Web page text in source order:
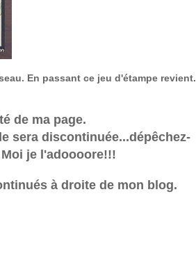
En passant ce jeu d'étampe revient.
de ma page.
sera discontinuée...dépêchez-
je l'adoooore!!!
à droite de mon blog.